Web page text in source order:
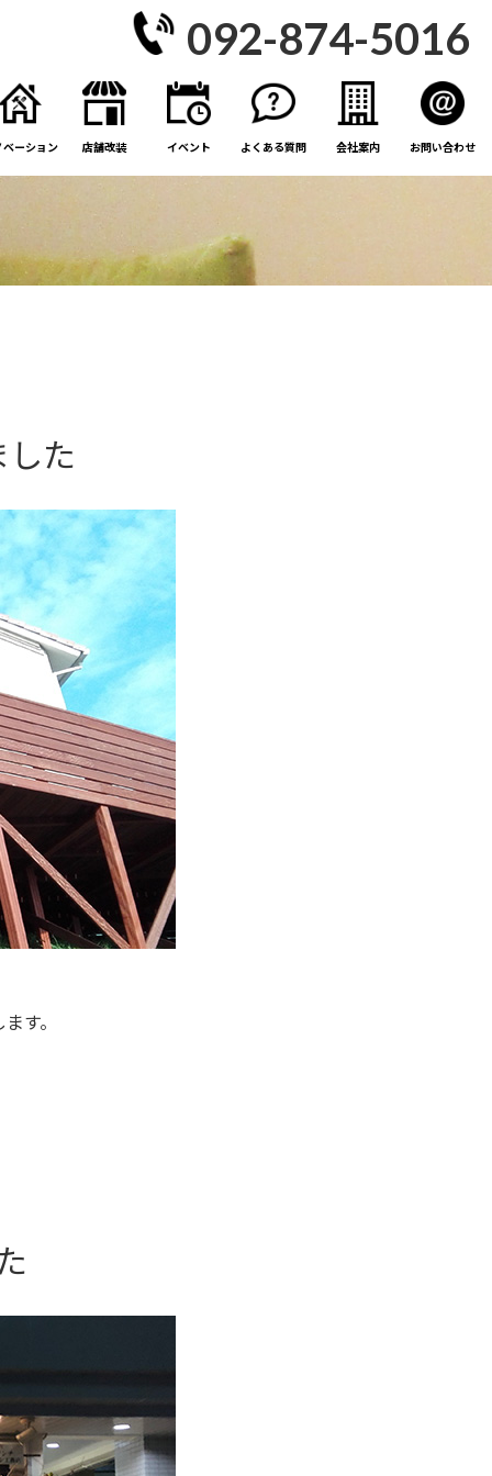
092-874-5016
ベーション 店舗改装 イベント よくある質問 会社案内 お問い合わせ
た
す。